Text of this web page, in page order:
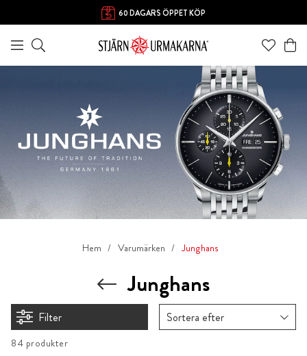
60 DAGARS ÖPPET KÖP
Hem Varumärken Junghans
Junghans
Filter Sortera efter
84 produkter